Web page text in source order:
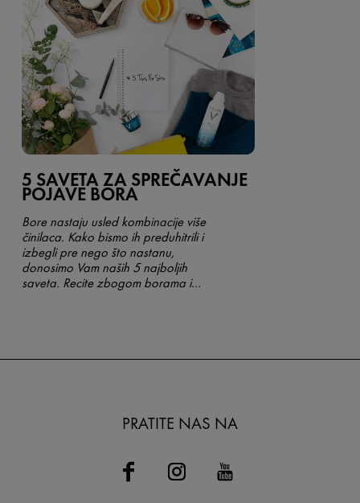
5 SAVETA ZA SPREČAVANJE
POJAVE BORA
Bore nastaju usled kombinacije više
činilaca. Kako bismo ih preduhitrili i
izbegli pre nego što nastanu,
donosimo Vam naših 5 najboljih
saveta. Recite zbogom borama i
PRATITE NAS NA